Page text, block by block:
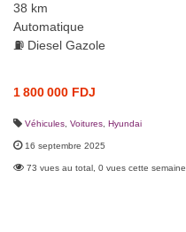
38 km
Automatique
⛽️ Diesel Gazole
1 800 000 FDJ
Véhicules Voitures Hyundai
16 septembre 2025
73 vues au total, 0 vues cette semaine